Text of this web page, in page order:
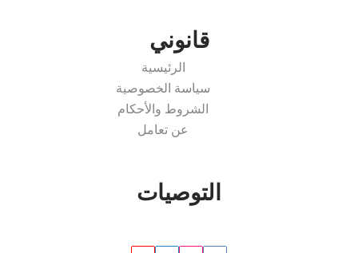
قانوني
الرئيسية
سياسة الخصوصية
الشروط والأحكام
عن تعامل
التوصيات